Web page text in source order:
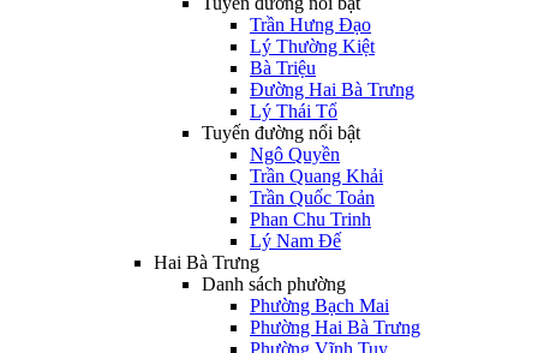
Trần Hưng Đạo
Lý Thường Kiệt
Bà Triệu
Đường Hai Bà Trưng
Lý Thái Tổ
Tuyến đường nổi bật
Ngô Quyền
Trần Quang Khải
Trần Quốc Toản
Phan Chu Trinh
Lý Nam Đế
Hai Bà Trưng
Danh sách phường
Phường Bạch Mai
Phường Hai Bà Trưng
Phường Vĩnh Tuy